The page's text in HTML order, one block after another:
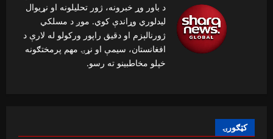
د باور وړ خبرونه، ژور تحلیلونه او نړیوال
لیدلوري وړاندې کوي. موږ د مسلکي
ژورنالېزم او دقیق راپور ورکولو له لارې د
افغانستان، سیمې او نړۍ مهم پرمختګونه
خپلو مخاطبینو ته رسو.
کټګورۍ